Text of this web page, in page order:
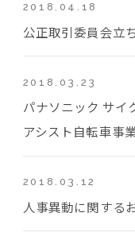
2018.04.18
公正取引委員会立
2018.03.23
パナソニック サイ
アシスト自転車事
2018.03.12
人事異動に関する